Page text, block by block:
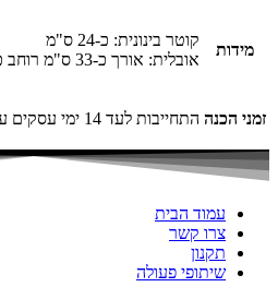
מידות
קוטר בינונית: כ-24 ס"מ
אובלית: אורך כ-33 ס"מ רוחב כ-15 ס"מ
זמני הכנה התחייבות לעד 14 ימי עסקים עד שהמוצר מוכן ויוצא למשלוח.
עמוד הבית
צרו קשר
תקנון
שיתופי פעולה